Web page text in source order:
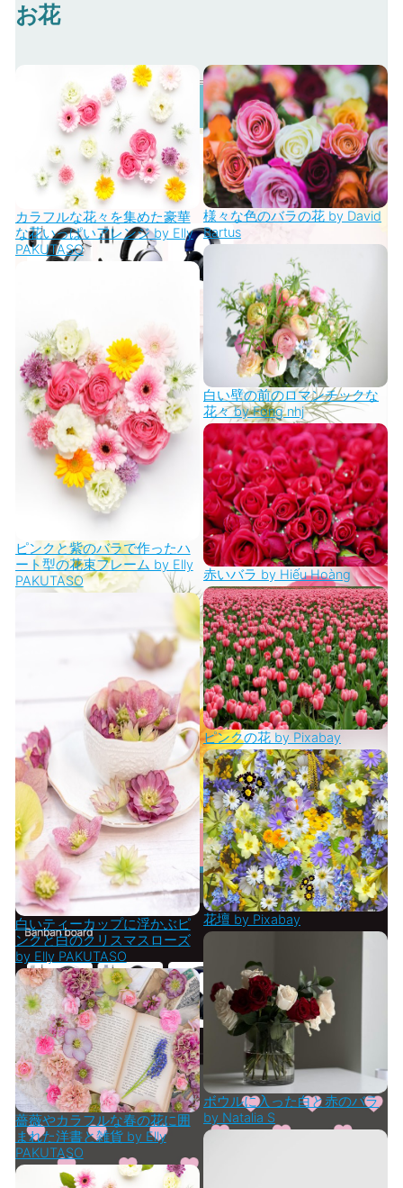
お花
カラフルな花々を集めた豪華
な花いっぱいアレンジ by Elly
PAKUTASO
ピンクと紫のバラで作ったハ
ート型の花束フレーム by Elly
PAKUTASO
白いティーカップに浮かぶピ
ンクと白のクリスマスローズ
by Elly PAKUTASO
薔薇やカラフルな春の花に囲
まれた洋書と雑貨 by Elly
PAKUTASO
様々な色のバラの花 by David
Bartus
白い壁の前のロマンチックな
花々 by Fong nhj
赤いバラ by Hiếu Hoàng
ピンクの花 by Pixabay
花壇 by Pixabay
ボウルに入った白と赤のバラ
by Natalia S